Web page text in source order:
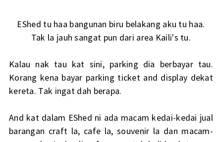
EShed tu haa bangunan biru belakang aku tu haa.
Tak la jauh sangat pun dari area Kaili's tu.
Kalau nak tau kat sini, parking dia berbayar tau.
Korang kena bayar parking ticket and display dekat
kereta. Tak ingat dah berapa.
And kat dalam EShed ni ada macam kedai-kedai jual
barangan craft la, cafe la, souvenir la dan macam-